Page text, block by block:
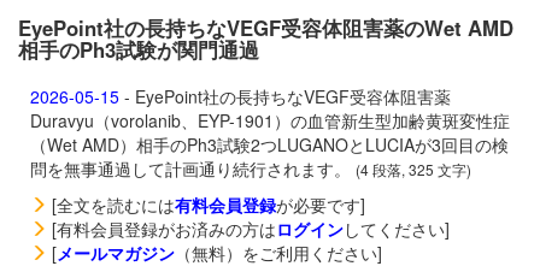
EyePoint社の長持ちなVEGF受容体阻害薬のWet AMD
相手のPh3試験が関門通過
2026-05-15 - EyePoint社の長持ちなVEGF受容体阻害薬
Duravyu（vorolanib、EYP-1901）の血管新生型加齢黄斑変性症
（Wet AMD）相手のPh3試験2つLUGANOとLUCIAが3回目の検
問を無事通過して計画通り続行されます。
(4 段落, 325 文字)
[全文を読むには有料会員登録が必要です]
[有料会員登録がお済みの方はログインしてください]
[メールマガジン （無料）をご利用ください]